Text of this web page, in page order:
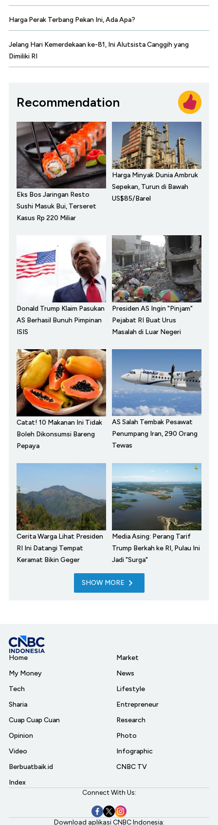
Harga Perak Terbang Pekan Ini, Ada Apa?
Jelang Hari Kemerdekaan ke-81, Ini Alutsista Canggih yang
Dimiliki RI
Recommendation
Eks Bos Jaringan Resto
Sushi Masuk Bui, Terseret
Kasus Rp 220 Miliar
Harga Minyak Dunia Ambruk
Sepekan, Turun di Bawah
US$85/Barel
Donald Trump Klaim Pasukan
AS Berhasil Bunuh Pimpinan
ISIS
Presiden AS Ingin "Pinjam"
Pejabat RI Buat Urus
Masalah di Luar Negeri
Catat! 10 Makanan Ini Tidak
Boleh Dikonsumsi Bareng
Pepaya
AS Salah Tembak Pesawat
Penumpang Iran, 290 Orang
Tewas
Cerita Warga Lihat Presiden
RI Ini Datangi Tempat
Keramat Bikin Geger
Media Asing: Perang Tarif
Trump Berkah ke RI, Pulau Ini
Jadi "Surga"
SHOW MORE
Home
My Money
Tech
Sharia
Cuap Cuap Cuan
Opinion
Video
Berbuatbaik.id
Index
Market
News
Lifestyle
Entrepreneur
Research
Photo
Infographic
CNBC TV
Connect With Us:
Download aplikasi CNBC Indonesia: